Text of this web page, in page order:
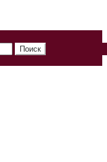
Поиск